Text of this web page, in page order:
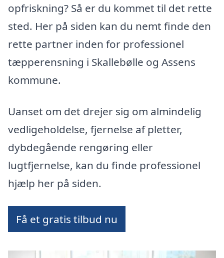
opfriskning? Så er du kommet til det rette
sted. Her på siden kan du nemt finde den
rette partner inden for professionel
tæpperensning i Skallebølle og Assens
kommune.
Uanset om det drejer sig om almindelig
vedligeholdelse, fjernelse af pletter,
dybdegående rengøring eller
lugtfjernelse, kan du finde professionel
hjælp her på siden.
Få et gratis tilbud nu